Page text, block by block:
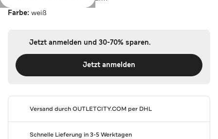
Farbe: weiß
Jetzt anmelden und 30-70% sparen.
Jetzt anmelden
Versand durchOUTLETCITY.COM per DHL
Schnelle Lieferung in 3-5 Werktagen